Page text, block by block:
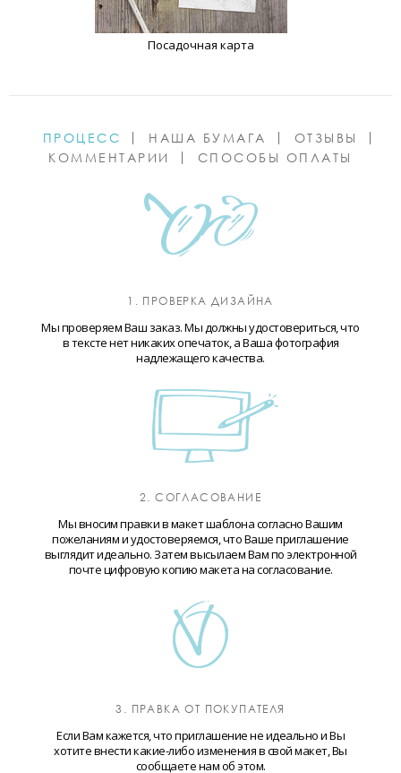
Посадочная карта
ПРОЦЕСС НАША БУМАГА
ОТЗЫВЫ
КОММЕНТАРИИ
СПОСОБЫ ОПЛАТЫ
1. ПРОВЕРКА ДИЗАЙНА
Мы проверяем Ваш заказ. Мы должны удостовериться, что
в тексте нет никаких опечаток, а Ваша фотография
надлежащего качества.
2. СОГЛАСОВАНИЕ
Мы вносим правки в макет шаблона согласно Вашим
пожеланиям и удостоверяемся, что Ваше приглашение
выглядит идеально. Затем высылаем Вам по электронной
почте цифровую копию макета на согласование.
3. ПРАВКА ОТ ПОКУПАТЕЛЯ
Если Вам кажется, что приглашение не идеально и Вы
хотите внести какие-либо изменения в свой макет, Вы
сообщаете нам об этом.